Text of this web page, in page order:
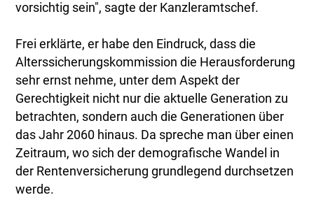
vorsichtig sein", sagte der Kanzleramtschef.
Frei erklärte, er habe den Eindruck, dass die
Alterssicherungskommission die Herausforderung
sehr ernst nehme, unter dem Aspekt der
Gerechtigkeit nicht nur die aktuelle Generation zu
betrachten, sondern auch die Generationen über
das Jahr 2060 hinaus. Da spreche man über einen
Zeitraum, wo sich der demografische Wandel in
der Rentenversicherung grundlegend durchsetzen
werde.